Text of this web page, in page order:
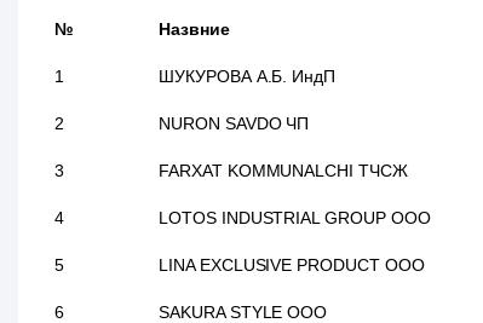
№ Назвние
1 ШУКУРОВА А.Б. ИндП
2 NURON SAVDO ЧП
3 FARXAT KOMMUNALCHI ТЧСЖ
4 LOTOS INDUSTRIAL GROUP ООО
5 LINA EXCLUSIVE PRODUCT ООО
6 SAKURA STYLE ООО